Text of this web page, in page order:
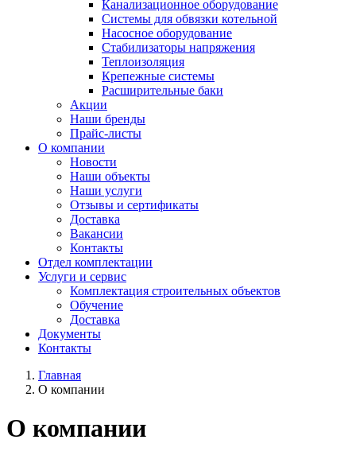
Канализационное оборудование
Системы для обвязки котельной
Насосное оборудование
Стабилизаторы напряжения
Теплоизоляция
Крепежные системы
Расширительные баки
Акции
Наши бренды
Прайс-листы
О компании
Новости
Наши объекты
Наши услуги
Отзывы и сертификаты
Доставка
Вакансии
Контакты
Отдел комплектации
Услуги и сервис
Комплектация строительных объектов
Обучение
Доставка
Документы
Контакты
Главная
О компании
О компании